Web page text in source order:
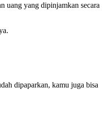
uang yang dipinjamkan secara
dipaparkan, kamu juga bisa